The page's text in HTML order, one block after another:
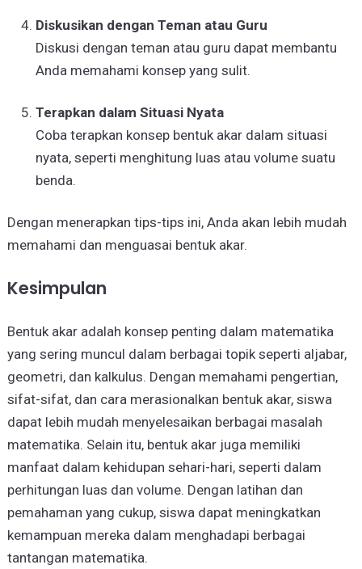
Diskusikan dengan Teman atau Guru
Diskusi dengan teman atau guru dapat membantu
Anda memahami konsep yang sulit.
Terapkan dalam Situasi Nyata
Coba terapkan konsep bentuk akar dalam situasi
nyata, seperti menghitung luas atau volume suatu
benda.
Dengan menerapkan tips-tips ini, Anda akan lebih mudah
memahami dan menguasai bentuk akar.
Kesimpulan
Bentuk akar adalah konsep penting dalam matematika
yang sering muncul dalam berbagai topik seperti aljabar,
geometri, dan kalkulus. Dengan memahami pengertian,
sifat-sifat, dan cara merasionalkan bentuk akar, siswa
dapat lebih mudah menyelesaikan berbagai masalah
matematika. Selain itu, bentuk akar juga memiliki
manfaat dalam kehidupan sehari-hari, seperti dalam
perhitungan luas dan volume. Dengan latihan dan
pemahaman yang cukup, siswa dapat meningkatkan
kemampuan mereka dalam menghadapi berbagai
tantangan matematika.